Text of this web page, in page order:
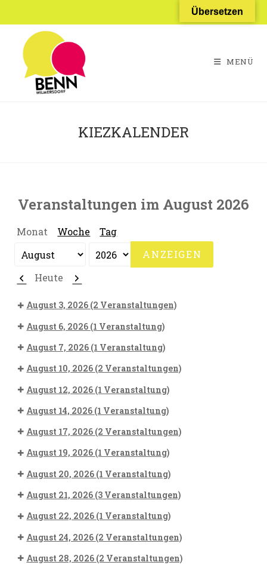
Inhalt
springen
MENÜ
KIEZKALENDER
Veranstaltungen im August 2026
Monat Woche Tag
Monat
Jahr
Zurück
Heute Weiter
August 3, 2026 (2 Veranstaltungen)
August 6, 2026 (1 Veranstaltung)
August 7, 2026 (1 Veranstaltung)
August 10, 2026 (2 Veranstaltungen)
August 12, 2026 (1 Veranstaltung)
August 14, 2026 (1 Veranstaltung)
August 17, 2026 (2 Veranstaltungen)
August 19, 2026 (1 Veranstaltung)
August 20, 2026 (1 Veranstaltung)
August 21, 2026 (3 Veranstaltungen)
August 22, 2026 (1 Veranstaltung)
August 24, 2026 (2 Veranstaltungen)
August 28, 2026 (2 Veranstaltungen)
Übersetzen